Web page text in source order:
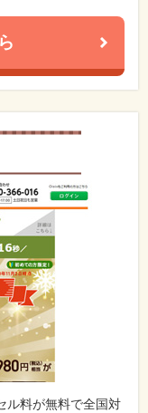
ル料が無料で全国対